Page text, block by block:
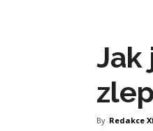
Jak
By Redakce